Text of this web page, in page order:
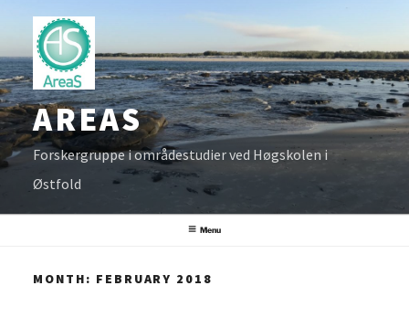
content
AREAS
Forskergruppe i områdestudier ved Høgskolen i
Østfold
Menu
MONTH: FEBRUARY 2018